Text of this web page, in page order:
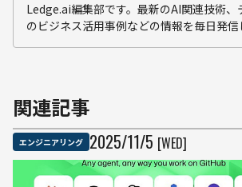
Ledge.ai編集部です。最新のAI関連技術、
のビジネス活用事例などの情報を毎日発信
関連記事
エンジニアリング 2025/11/5 [WED]